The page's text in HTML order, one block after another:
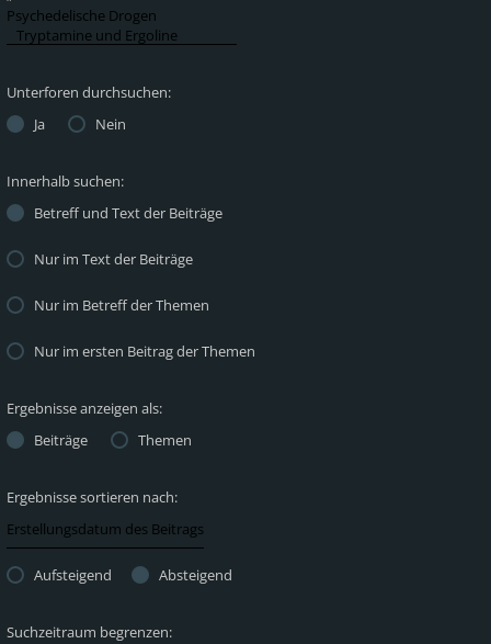
Unterforen durchsuchen:
Ja
Nein
Innerhalb suchen:
Betreff und Text der Beiträge
Nur im Text der Beiträge
Nur im Betreff der Themen
Nur im ersten Beitrag der Themen
Ergebnisse anzeigen als:
Beiträge
Themen
Ergebnisse sortieren nach:
Aufsteigend Absteigend
Suchzeitraum begrenzen: